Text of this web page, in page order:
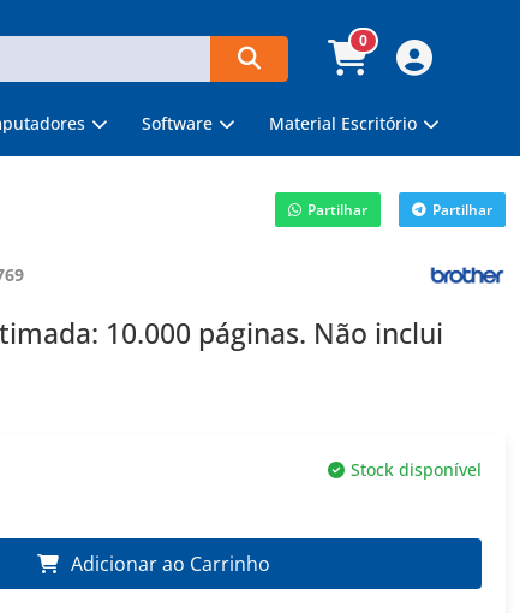
0
Software Material Escritório
Partilhar Partilhar
10.000 páginas. Não inclui
Stock disponível
Adicionar ao Carrinho